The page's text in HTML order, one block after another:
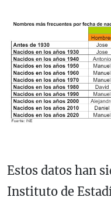
Estos datos han
Instituto de